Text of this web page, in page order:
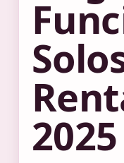
2025